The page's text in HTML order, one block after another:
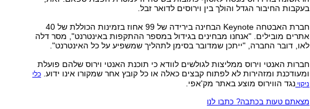
בעקבות החיבור הגדל והולך בין וירוסים לדואר זבל.
חברת האבטחה Keynote הבחינה בירידה של 99 אחוז בזמינות הכוללת של 40
אתרים מובילים. "אנחנו מבחינים בגידול במספר ההתקפות באינטרנט", מסר דלה
לאו, דובר החברה, "ייתכן שמדובר בסימן לתהליך שמשפיע על כל האינטרנט".
חברות האנטי וירוס ממליצות לגולשים לוודא כי תוכנת האנטי וירוס שלהם פועלת
ומעודכנת ומזהירות לא לפתוח קבצים כאלה או כל קובץ אחר שמקורו אינו ידוע. כלי
ניקוי נגד הווירוס מוצע באתר מק'אפי.
מצאתם טעות בכתבה? כתבו לנו